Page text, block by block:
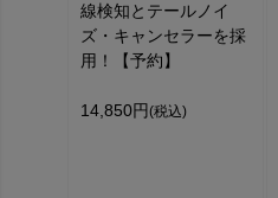
線検知とテールノイ
ズ・キャンセラーを採
用！【予約】
14,850円 (税込)